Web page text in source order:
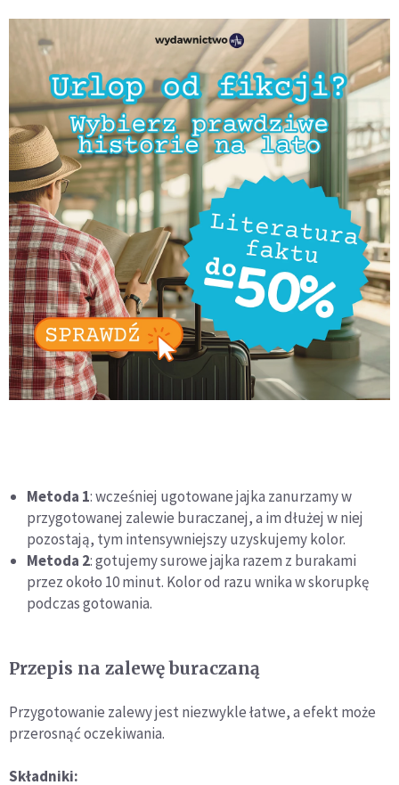
Metoda 1: wcześniej ugotowane jajka zanurzamy w
przygotowanej zalewie buraczanej, a im dłużej w niej
pozostają, tym intensywniejszy uzyskujemy kolor.
Metoda 2: gotujemy surowe jajka razem z burakami
przez około 10 minut. Kolor od razu wnika w skorupkę
podczas gotowania.
Przepis na zalewę buraczaną
Przygotowanie zalewy jest niezwykle łatwe, a efekt może
przerosnąć oczekiwania.
Składniki: